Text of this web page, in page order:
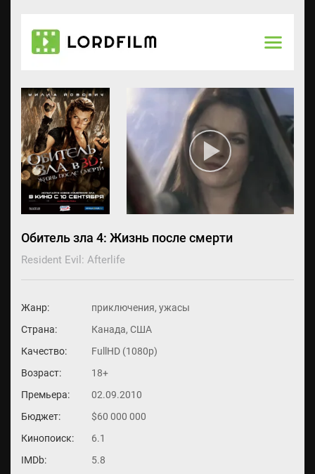
Обитель зла 4: Жизнь после смерти
Resident Evil: Afterlife
Жанр:
приключения, ужасы
Страна:
Канада, США
Качество:
FullHD (1080p)
Возраст:
18+
Премьера:
02.09.2010
Бюджет:
$60 000 000
Кинопоиск:
6.1
IMDb:
5.8